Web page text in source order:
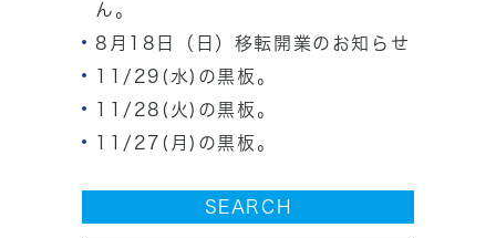
ん。
8月18日（日）移転開業のお知らせ
11/29(水)の黒板。
11/28(火)の黒板。
11/27(月)の黒板。
SEARCH